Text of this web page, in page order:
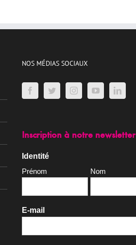
NOS MÉDIAS SOCIAUX
Inscription à notre newsletter
Identité
Prénom
Nom
E-mail